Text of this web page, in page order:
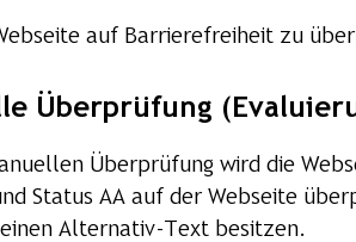
auf Barrierefreiheit zu
Überprüfung
Überprüfung wird die
Status AA auf der Webseite
Alternativ-Text besitzen.